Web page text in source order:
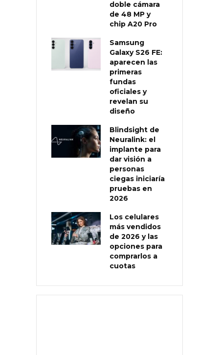
doble cámara
de 48 MP y
chip A20 Pro
Samsung
Galaxy S26 FE:
aparecen las
primeras
fundas
oficiales y
revelan su
diseño
Blindsight de
Neuralink: el
implante para
dar visión a
personas
ciegas iniciaría
pruebas en
2026
Los celulares
más vendidos
de 2026 y las
opciones para
comprarlos a
cuotas